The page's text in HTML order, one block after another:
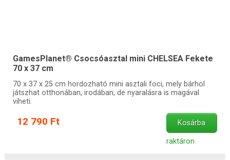
GamesPlanet® Csocsóasztal mini CHELSEA Fekete
70 x 37 cm
70 x 37 x 25 cm hordozható mini asztali foci, mely bárhol
játszhat otthonában, irodában, de nyaralásra is magával
viheti.
12 790 Ft Kosárba
raktáron